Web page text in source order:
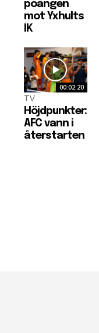
poängen
mot Yxhults
IK
00:02:20
TV
Höjdpunkter:
AFC vann i
återstarten